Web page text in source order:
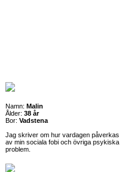
Namn: Malin
Ålder: 38 år
Bor: Vadstena
Jag skriver om hur vardagen påverkas
av min sociala fobi och övriga psykiska
problem.